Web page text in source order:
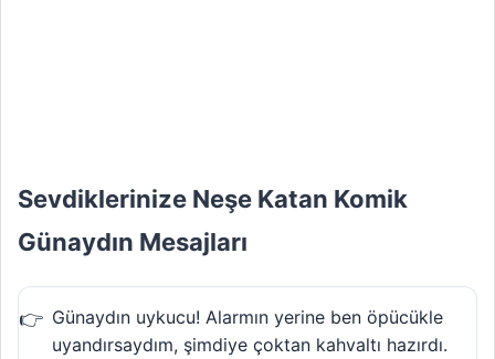
Sevdiklerinize Neşe Katan Komik
Günaydın Mesajları
Günaydın uykucu! Alarmın yerine ben öpücükle
uyandırsaydım, şimdiye çoktan kahvaltı hazırdı.